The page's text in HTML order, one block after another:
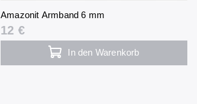
Amazonit Armband 6 mm
12 €
In den Warenkorb